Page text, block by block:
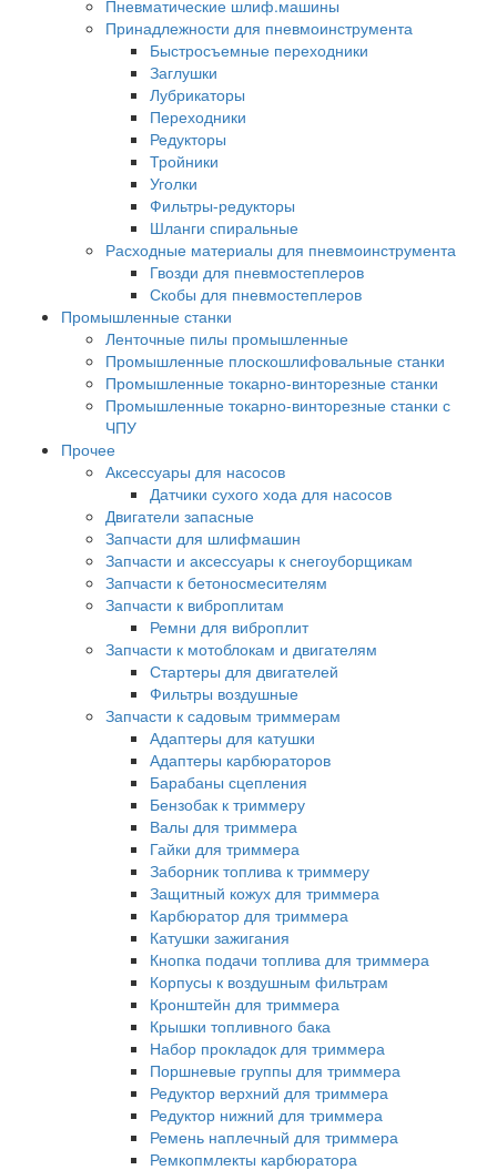
Пневматические шлиф.машины
Принадлежности для пневмоинструмента
Быстросъемные переходники
Заглушки
Лубрикаторы
Переходники
Редукторы
Тройники
Уголки
Фильтры-редукторы
Шланги спиральные
Расходные материалы для пневмоинструмента
Гвозди для пневмостеплеров
Скобы для пневмостеплеров
Промышленные станки
Ленточные пилы промышленные
Промышленные плоскошлифовальные станки
Промышленные токарно-винторезные станки
Промышленные токарно-винторезные станки с
ЧПУ
Прочее
Аксессуары для насосов
Датчики сухого хода для насосов
Двигатели запасные
Запчасти для шлифмашин
Запчасти и аксессуары к снегоуборщикам
Запчасти к бетоносмесителям
Запчасти к виброплитам
Ремни для виброплит
Запчасти к мотоблокам и двигателям
Стартеры для двигателей
Фильтры воздушные
Запчасти к садовым триммерам
Адаптеры для катушки
Адаптеры карбюраторов
Барабаны сцепления
Бензобак к триммеру
Валы для триммера
Гайки для триммера
Заборник топлива к триммеру
Защитный кожух для триммера
Карбюратор для триммера
Катушки зажигания
Кнопка подачи топлива для триммера
Корпусы к воздушным фильтрам
Кронштейн для триммера
Крышки топливного бака
Набор прокладок для триммера
Поршневые группы для триммера
Редуктор верхний для триммера
Редуктор нижний для триммера
Ремень наплечный для триммера
Ремкопмлекты карбюратора